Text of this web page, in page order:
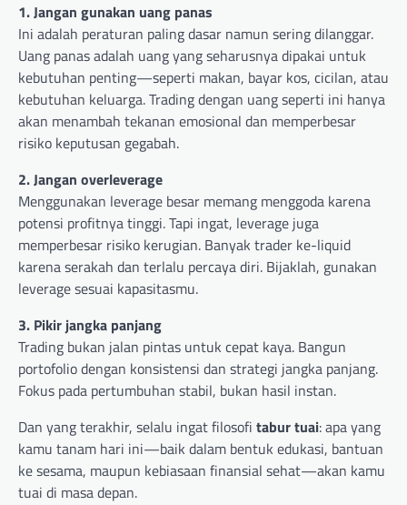
1. Jangan gunakan uang panas
Ini adalah peraturan paling dasar namun sering dilanggar.
Uang panas adalah uang yang seharusnya dipakai untuk
kebutuhan penting—seperti makan, bayar kos, cicilan, atau
kebutuhan keluarga. Trading dengan uang seperti ini hanya
akan menambah tekanan emosional dan memperbesar
risiko keputusan gegabah.
2. Jangan overleverage
Menggunakan leverage besar memang menggoda karena
potensi profitnya tinggi. Tapi ingat, leverage juga
memperbesar risiko kerugian. Banyak trader ke-liquid
karena serakah dan terlalu percaya diri. Bijaklah, gunakan
leverage sesuai kapasitasmu.
3. Pikir jangka panjang
Trading bukan jalan pintas untuk cepat kaya. Bangun
portofolio dengan konsistensi dan strategi jangka panjang.
Fokus pada pertumbuhan stabil, bukan hasil instan.
Dan yang terakhir, selalu ingat filosofi tabur tuai: apa yang
kamu tanam hari ini—baik dalam bentuk edukasi, bantuan
ke sesama, maupun kebiasaan finansial sehat—akan kamu
tuai di masa depan.